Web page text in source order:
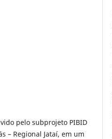
pelo subprojeto PIBID
– Regional Jataí, em um